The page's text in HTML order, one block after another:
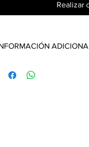
Realizar
Adecuado para todo tipo de